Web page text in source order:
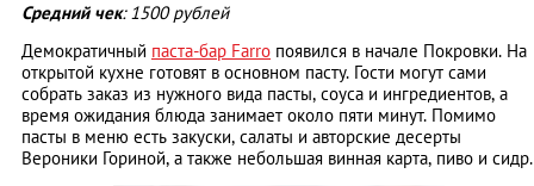
Средний чек: 1500 рублей
Демократичный паста-бар Farro появился в начале Покровки. На
открытой кухне готовят в основном пасту. Гости могут сами
собрать заказ из нужного вида пасты, соуса и ингредиентов, а
время ожидания блюда занимает около пяти минут. Помимо
пасты в меню есть закуски, салаты и авторские десерты
Вероники Гориной, а также небольшая винная карта, пиво и сидр.